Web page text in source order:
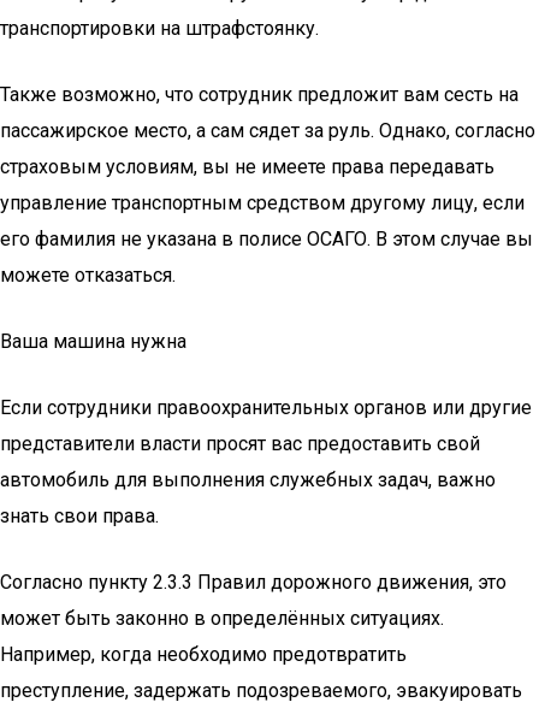
транспортировки на штрафстоянку.
Также возможно, что сотрудник предложит вам сесть на
пассажирское место, а сам сядет за руль. Однако, согласно
страховым условиям, вы не имеете права передавать
управление транспортным средством другому лицу, если
его фамилия не указана в полисе ОСАГО. В этом случае вы
можете отказаться.
Ваша машина нужна
Если сотрудники правоохранительных органов или другие
представители власти просят вас предоставить свой
автомобиль для выполнения служебных задач, важно
знать свои права.
Согласно пункту 2.3.3 Правил дорожного движения, это
может быть законно в определённых ситуациях.
Например, когда необходимо предотвратить
преступление, задержать подозреваемого, эвакуировать